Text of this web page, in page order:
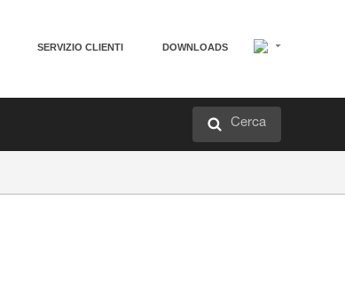
SERVIZIO CLIENTI DOWNLOADS
Cerca